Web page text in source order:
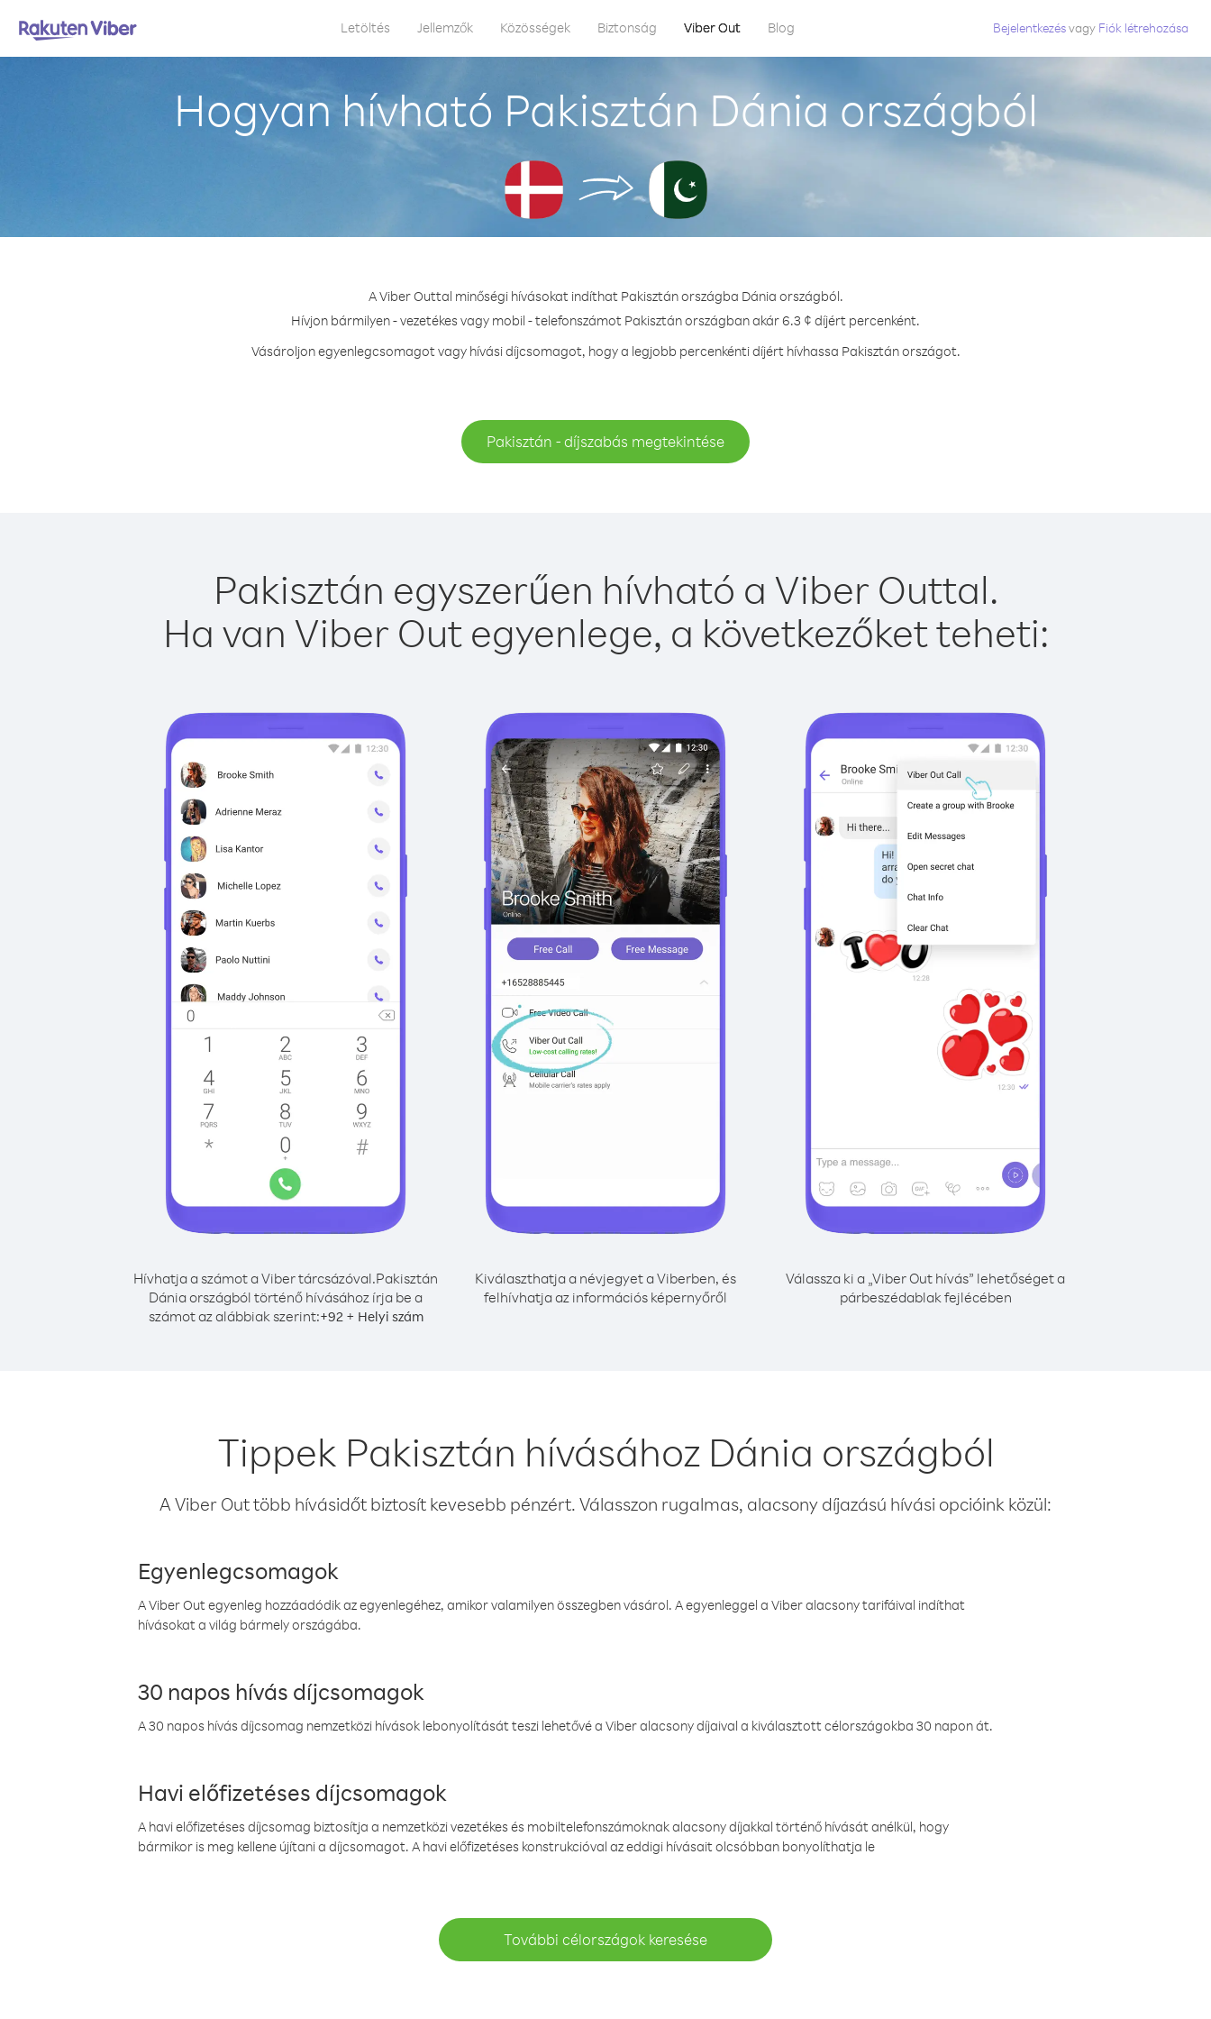
Letöltés Jellemzők Közösségek Biztonság Viber Out Blog Bejelentkezésvagy Fiók létrehozása
Hogyan hívható Pakisztán Dánia országból
A Viber Outtal minőségi hívásokat indíthat Pakisztán országba Dánia országból.
Hívjon bármilyen - vezetékes vagy mobil - telefonszámot Pakisztán országban akár 6.3 ¢ díjért percenként.
Vásároljon egyenlegcsomagot vagy hívási díjcsomagot, hogy a legjobb percenkénti díjért hívhassa Pakisztán országot.
Pakisztán - díjszabás megtekintése
Pakisztán egyszerűen hívható a Viber Outtal.
Ha van Viber Out egyenlege, a következőket teheti:
Hívhatja a számot a Viber tárcsázóval.Pakisztán
Dánia országból történő hívásához írja be a
számot az alábbiak szerint:+92+ Helyi szám
Kiválaszthatja a névjegyet a Viberben, és
felhívhatja az információs képernyőről
Válassza ki a „Viber Out hívás” lehetőséget a
párbeszédablak fejlécében
Tippek Pakisztán hívásához Dánia országból
A Viber Out több hívásidőt biztosít kevesebb pénzért. Válasszon rugalmas, alacsony díjazású hívási opcióink közül:
Egyenlegcsomagok
A Viber Out egyenleg hozzáadódik az egyenlegéhez, amikor valamilyen összegben vásárol. A egyenleggel a Viber alacsony tarifáival indíthat
hívásokat a világ bármely országába.
30 napos hívás díjcsomagok
A 30 napos hívás díjcsomag nemzetközi hívások lebonyolítását teszi lehetővé a Viber alacsony díjaival a kiválasztott célországokba 30 napon át.
Havi előfizetéses díjcsomagok
A havi előfizetéses díjcsomag biztosítja a nemzetközi vezetékes és mobiltelefonszámoknak alacsony díjakkal történő hívását anélkül, hogy
bármikor is meg kellene újítani a díjcsomagot. A havi előfizetéses konstrukcióval az eddigi hívásait olcsóbban bonyolíthatja le
További célországok keresése